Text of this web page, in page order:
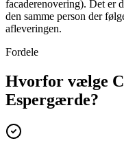
facaderenovering). Det er
den samme person der
afleveringen.
Fordele
Hvorfor vælge
Espergærde?